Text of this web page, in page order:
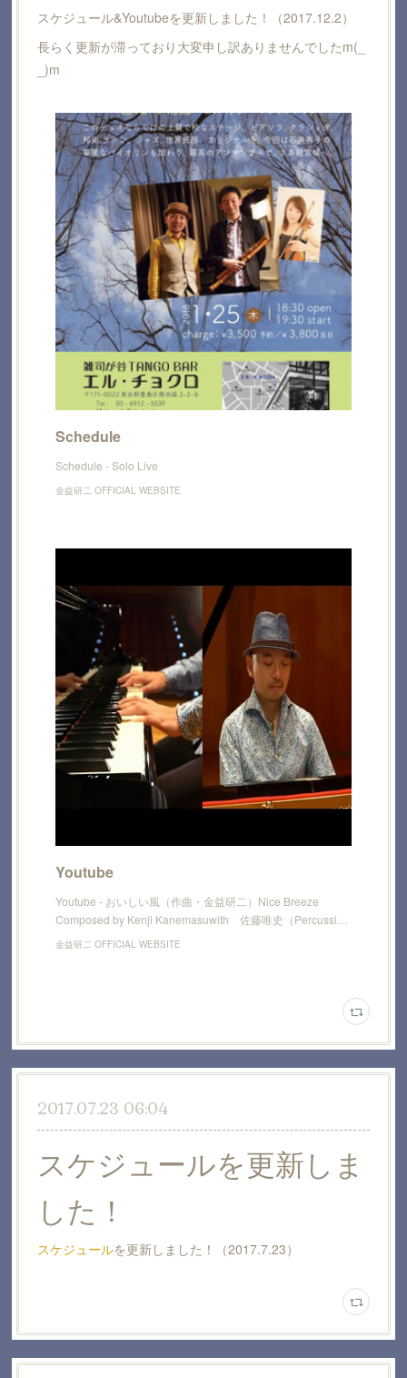
スケジュール&Youtubeを更新しました！（2017.12.2）
長らく更新が滞っており大変申し訳ありませんでしたm(_
_)m
Schedule
Schedule - Solo Live
金益研二 OFFICIAL WEBSITE
Youtube
Youtube - おいしい風（作曲・金益研二）Nice Breeze
Composed by Kenji Kanemasuwith 佐藤唯史（Percussi…
金益研二 OFFICIAL WEBSITE
2017.07.23 06:04
スケジュールを更新しま
した！
スケジュールを更新しました！（2017.7.23）